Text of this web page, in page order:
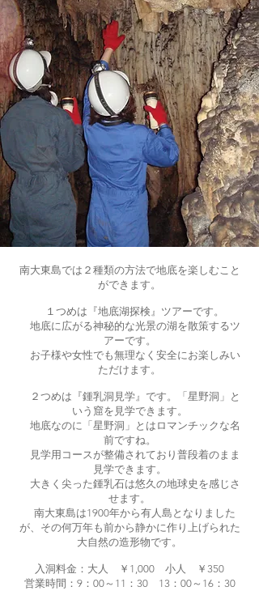
南大東島では２種類の方法で地底を楽しむこと
ができます。
１つめは『地底湖探検』ツアーです。
地底に広がる神秘的な光景の湖を散策するツ
アーです。
お子様や女性でも無理なく安全にお楽しみい
ただけます。
２つめは『鍾乳洞見学』です。「星野洞」と
いう窟を見学できます。
地底なのに「星野洞」とはロマンチックな名
前ですね。
見学用コースが整備されており普段着のまま
見学できます。
大きく尖った鍾乳石は悠久の地球史を感じさ
せます。
南大東島は1900年から有人島となりました
が、その何万年も前から静かに作り上げられた
大自然の造形物です。
入洞料金：大人 ￥1,000 小人 ￥350
営業時間：9：00～11：30 13：00～16：30